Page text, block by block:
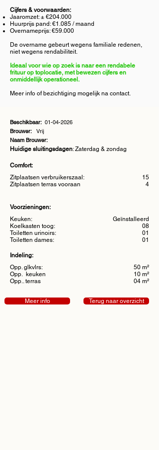
Cijfers & voorwaarden:
Jaaromzet: ± €204.000
Huurprijs pand: €1.085 / maand
Overnameprijs: €59.000
De overname gebeurt wegens familiale redenen,
niet wegens rendabiliteit.
Ideaal voor wie op zoek is naar een rendabele
frituur op toplocatie, met bewezen cijfers en
onmiddellijk operationeel.
Meer info of bezichtiging mogelijk na contact.
Beschikbaar: 01-04-2026
Brouwer: Vrij
Naam Brouwer:
Huidige sluitingsdagen: Zaterdag & zondag
Comfort:
Zitplaatsen verbruikerszaal:
Zitplaatsen terras vooraan
15
4
Voorzieningen:
Keuken:
Koelkasten toog:
Toiletten urinoirs:
Toiletten dames:
Geïnstalleerd
08
01
01
Indeling:
Opp. glkvlrs:
Opp. keuken
Opp.. terras
50 m²
10 m²
04 m²
Meer info Terug naar overzicht